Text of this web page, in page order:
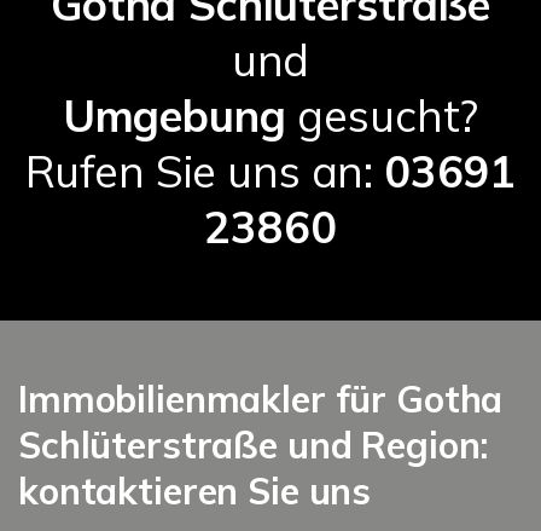
und
Umgebung gesucht?
Rufen Sie uns an: 03691
23860
Immobilienmakler für Gotha
Schlüterstraße und Region:
kontaktieren Sie uns